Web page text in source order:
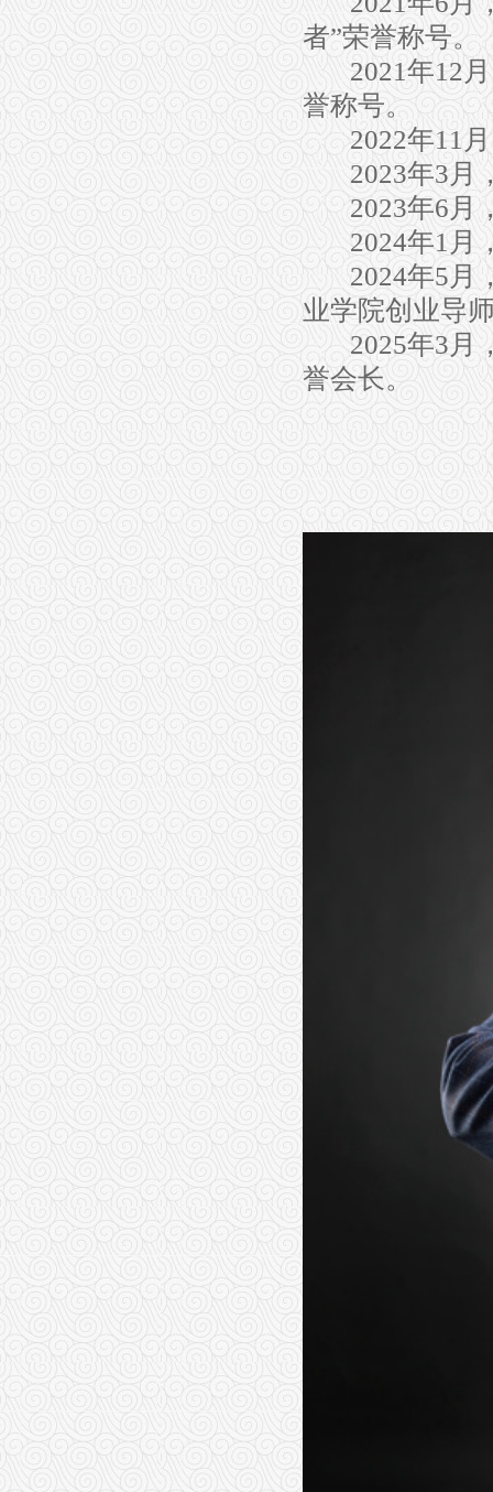
者”荣誉称号。
2021年12
誉称号。
2022年11
2023年3月
2023年6月
2024年1 月
2024年5 月
业学院创业导
2025年3 月
誉会长。